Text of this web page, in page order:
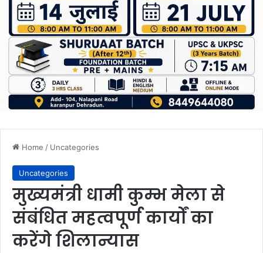
Home / Uncategories
Uncategories
मुख्यमंत्री धामी कुम्भ मेला से
संबंधित महत्वपूर्ण कार्यों का
करेंगे शिलान्यास